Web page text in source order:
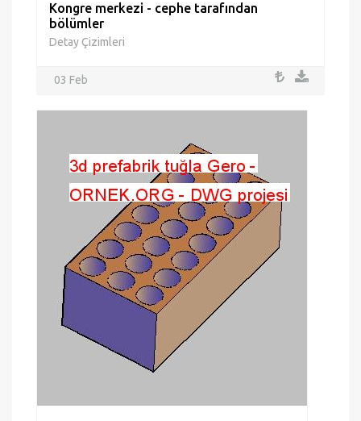
Kongre merkezi - cephe tarafından
bölümler
Detay Çizimleri
03 Feb